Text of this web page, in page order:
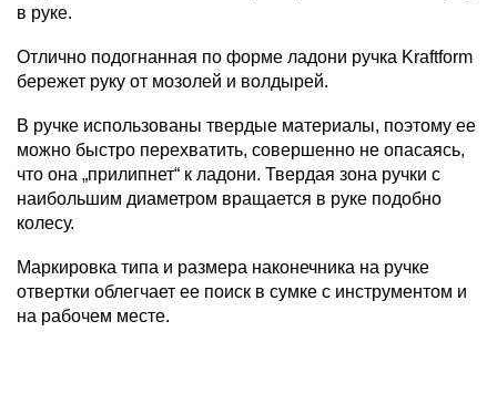
в руке.
Отлично подогнанная по форме ладони ручка Kraftform
бережет руку от мозолей и волдырей.
В ручке использованы твердые материалы, поэтому ее
можно быстро перехватить, совершенно не опасаясь,
что она „прилипнет“ к ладони. Твердая зона ручки с
наибольшим диаметром вращается в руке подобно
колесу.
Маркировка типа и размера наконечника на ручке
отвертки облегчает ее поиск в сумке с инструментом и
на рабочем месте.